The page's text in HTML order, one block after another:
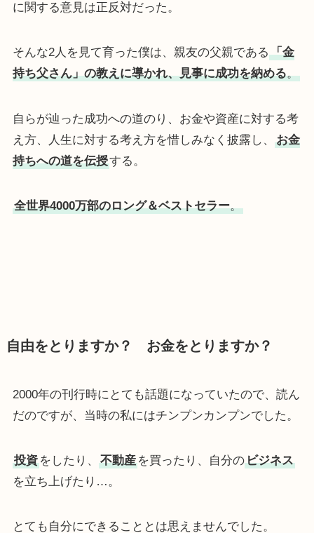
に関する意見は正反対だった。
そんな2人を見て育った僕は、親友の父親である 「金
持ち父さん」の教えに導かれ、見事に成功を納める。
自らが辿った成功への道のり、お金や資産に対する考
え方、人生に対する考え方を惜しみなく披露し、
お金
持ちへの道を伝授する。
全世界4000万部のロング＆ベストセラー。
自由をとりますか？ お金をとりますか？
2000年の刊行時にとても話題になっていたので、読ん
だのですが、当時の私にはチンプンカンプンでした。
投資をしたり、 不動産を買ったり、自分のビジネス
を立ち上げたり…。
とても自分にできることとは思えませんでした。